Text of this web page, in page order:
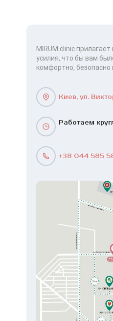
MIRUM clinic прилагает
усилия, что бы вам
комфортно,
Киев, ул.
Работаем
+38 044 585